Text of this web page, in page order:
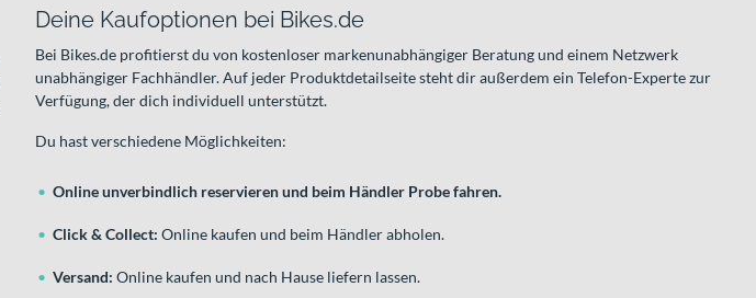
Deine Kaufoptionen bei Bikes.de
Bei Bikes.de profitierst du von kostenloser markenunabhängiger Beratung und einem Netzwerk
unabhängiger Fachhändler. Auf jeder Produktdetailseite steht dir außerdem ein Telefon-Experte zur
Verfügung, der dich individuell unterstützt.
Du hast verschiedene Möglichkeiten:
Online unverbindlich reservieren und beim Händler Probe fahren.
Click & Collect: Online kaufen und beim Händler abholen.
Versand: Online kaufen und nach Hause liefern lassen.